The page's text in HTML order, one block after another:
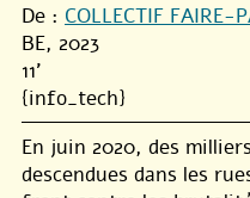
De : COLLECTIF FAIRE-
BE, 2023
11'
{info_tech}
En juin 2020, des
descendues dans les